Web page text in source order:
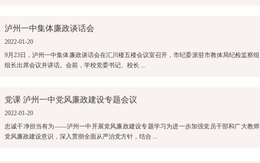
泸州一中集体廉政谈话会
2022-01-20
9月23日，泸州一中集体廉政谈话会在汇川楼五楼会议室召开，市纪委派驻市教体局纪检监察组
组长出席会议并讲话。会前，学校党委书记、校长 ...
党课 泸州一中党风廉政建设专题会议
2022-01-20
忠诚干净担当有为——泸州一中开展党风廉政建设专题学习为进一步加强党员干部和广大教师
党风廉政建设意识，深入贯彻全面从严治党方针，结合 ...